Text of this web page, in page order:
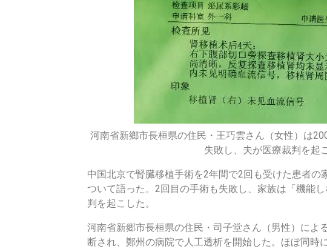
植
術
」
患
河南省新鄉市長桓県の住民・王巧雲さん（女性）は
失敗し、夫が医療裁判を起
中国北京で腎臓移植手術を2年間で2回も受けた患者
ついて語った。2回目の手術も失敗し、家族は「機能
判を起こした。
河南省新郷市長桓県の住民・司子堂さん（男性）によ
断され、鄭州の病院で人工透析を開始した。ほぼ同時